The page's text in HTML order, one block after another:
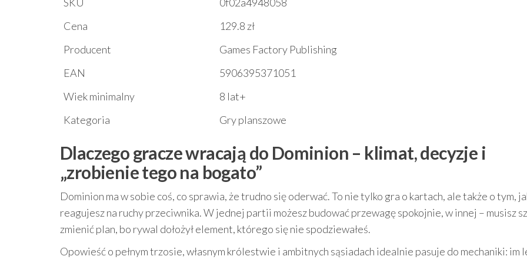
Cena
129.8 zł
Producent
Games Factory Publishing
EAN
5906395371051
Wiek minimalny
8 lat+
Kategoria
Gry planszowe
Dlaczego gracze wracają do Dominion – klimat, decyzje i
„zrobienie tego na bogato”
Dominion ma w sobie coś, co sprawia, że trudno się oderwać. To nie tylko gra o kartach, ale także o tym,
reagujesz na ruchy przeciwnika. W jednej partii możesz budować przewagę spokojnie, w innej – musisz
zmienić plan, bo rywal dołożył element, którego się nie spodziewałeś.
Opowieść o pełnym trzosie, własnym królestwie i ambitnych sąsiadach idealnie pasuje do mechaniki: im